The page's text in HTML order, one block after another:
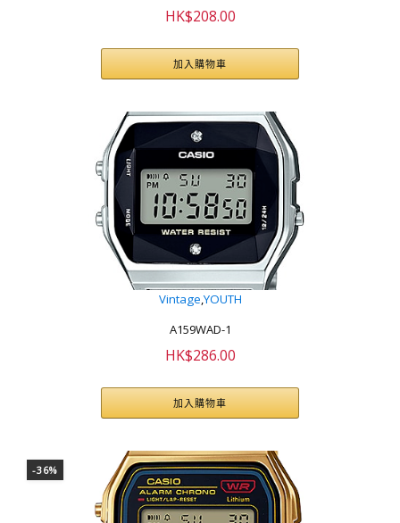
HK$208.00
加入購物車
Vintage YOUTH
A159WAD-1
HK$286.00
加入購物車
-36%